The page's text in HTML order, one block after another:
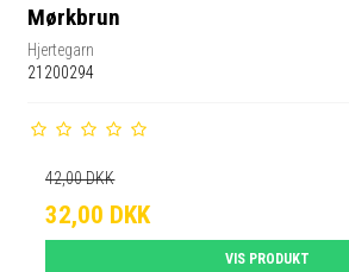
Mørkbrun
Hjertegarn
21200294
42,00 DKK
32,00 DKK
VIS PRODUKT